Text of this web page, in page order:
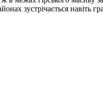
зустрічається навіть